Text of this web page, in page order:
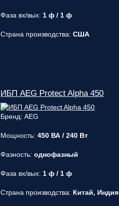
Фаза вх/вых: 1 ф / 1 ф
Страна производства:США
ИБП AEG Protect Alpha 450
Бренд: AEG
Мощность:450 ВА / 240 Вт
Фазность:однофазный
Фаза вх/вых: 1 ф / 1 ф
Страна производства: Китай, Индия